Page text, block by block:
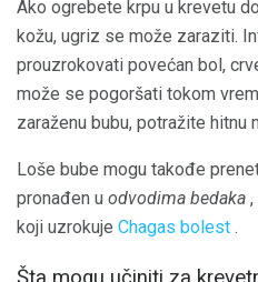
Ako ogrebete krpu u krevetu
kožu, ugriz se može zaraziti.
prouzrokovati povećan bol,
može se pogoršati tokom
zaraženu bubu, potražite hitnu
Loše bube mogu takođe
pronađen u odvodima bedaka
koji uzrokuje Chagas bolest .